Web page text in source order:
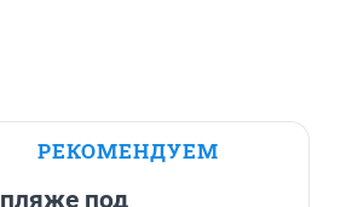
РЕКОМЕНДУЕМ
под